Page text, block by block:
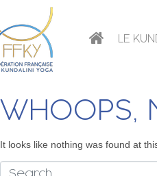
LE
WHOOPS,
It looks like nothing was found at